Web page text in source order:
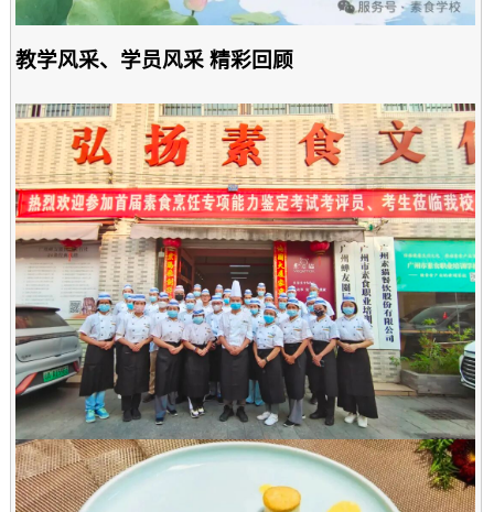
教学风采、学员风采 精彩回顾